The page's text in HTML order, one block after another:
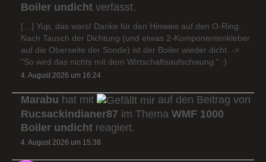
Boiler undicht verfasst.
[…] Yup, das wars! Danke für den Hinweis auf den O-Ring.
Nach Tausch der Dichtung (und etwas 2-Komponentenkleber
auf die Oberseite der Sonde) ist der Boiler wieder dicht. ->
"So wird das nichts mit dem Wirtschaftsaufschwung." :)
4. August 2026 um 16:24
Marabu hat mit
auf den Beitrag von
Rucsackindianer87 im Thema WMF 1000
Boiler undicht reagiert.
4. August 2026 um 15:38